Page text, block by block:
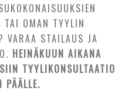
TAI OMAN TYYLIN
VARAA STAILAUS JA
HEINÄKUUN AIKANA
TYYLIKONSULTAATIO
PÄÄLLE.